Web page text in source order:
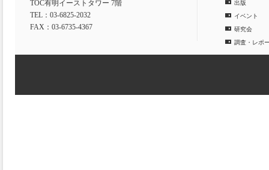
TOC有明イーストタワー 7階
TEL：03-6825-2032
FAX：03-6735-4367
出版
イベント
研究会
調査・レポ